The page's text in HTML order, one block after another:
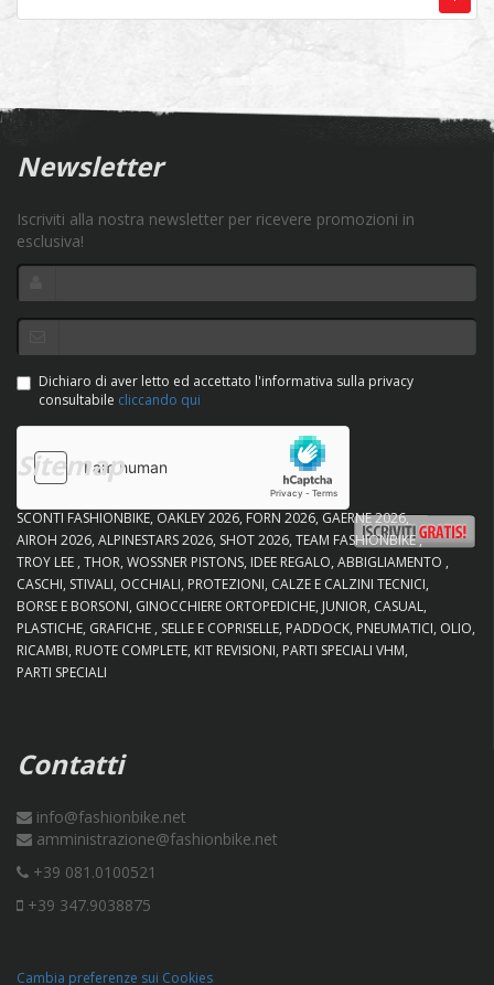
Newsletter
Iscriviti alla nostra newsletter per ricevere promozioni in
esclusiva!
Dichiaro di aver letto ed accettato l'informativa sulla privacy
consultabile cliccando qui
Sitemap
SCONTI FASHIONBIKE OAKLEY 2026 FORN 2026 GAERNE 2026
AIROH 2026 ALPINESTARS 2026 SHOT 2026 TEAM FASHIONBIKE
TROY LEE THOR WOSSNER PISTONS IDEE REGALO ABBIGLIAMENTO
CASCHI STIVALI OCCHIALI PROTEZIONI CALZE E CALZINI TECNICI
BORSE E BORSONI GINOCCHIERE ORTOPEDICHE JUNIOR CASUAL
PLASTICHE GRAFICHE SELLE E COPRISELLE PADDOCK PNEUMATICI OLIO
RICAMBI RUOTE COMPLETE KIT REVISIONI PARTI SPECIALI VHM
PARTI SPECIALI
Contatti
info@fashionbike.net
amministrazione@fashionbike.net
+39 081.0100521
+39 347.9038875
Cambia preferenze sui Cookies